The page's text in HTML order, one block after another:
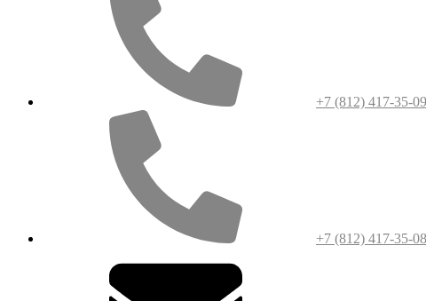
+7 (812) 417-35-09
+7 (812) 417-35-08